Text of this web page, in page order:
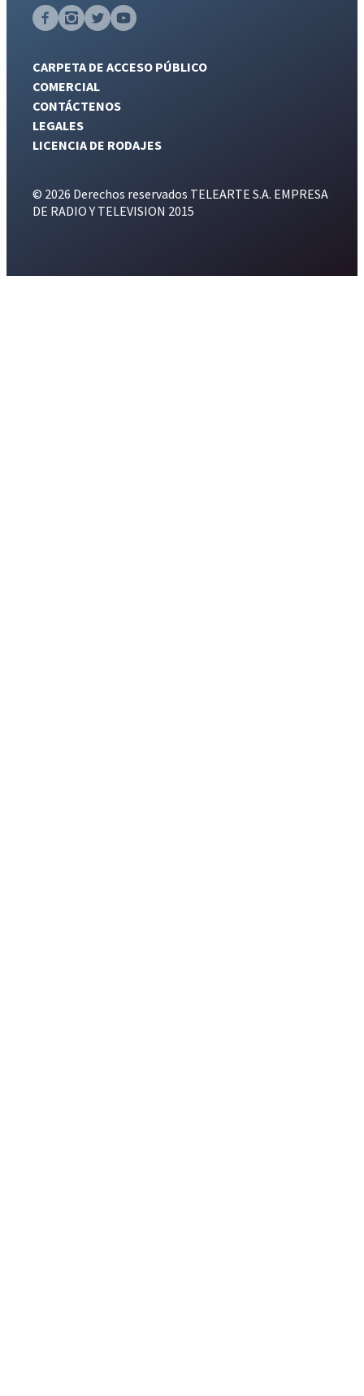
CARPETA DE ACCESO PÚBLICO
COMERCIAL
CONTÁCTENOS
LEGALES
LICENCIA DE RODAJES
© 2026 Derechos reservados TELEARTE S.A. EMPRESA
DE RADIO Y TELEVISION 2015